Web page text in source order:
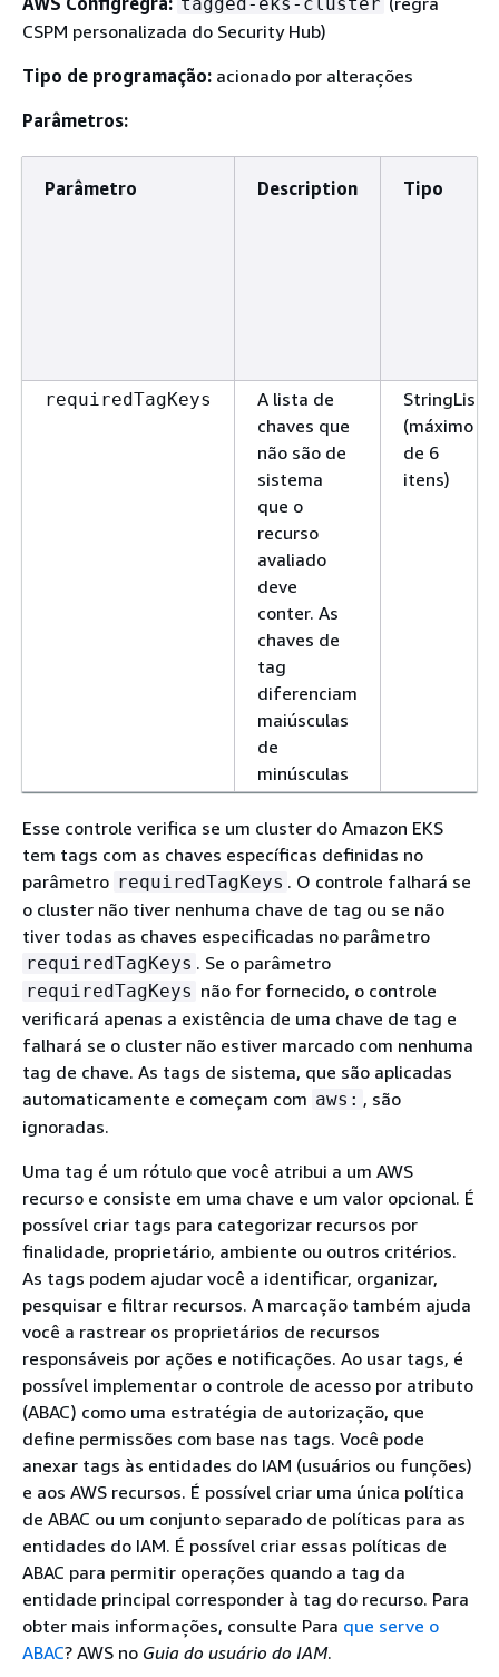
CSPM personalizada do Security Hub)
Tipo de programação: acionado por alterações
Parâmetros:
Parâmetro Description Tipo
requiredTagKeys
A lista de
chaves que
não são de
sistema
que o
recurso
avaliado
deve
conter. As
chaves de
tag
diferenciam
maiúsculas
de
minúsculas
StringList
(máximo
de 6
itens)
Esse controle verifica se um cluster do Amazon EKS
tem tags com as chaves específicas definidas no
parâmetro requiredTagKeys . O controle falhará se
o cluster não tiver nenhuma chave de tag ou se não
tiver todas as chaves especificadas no parâmetro
requiredTagKeys . Se o parâmetro
requiredTagKeys não for fornecido, o controle
verificará apenas a existência de uma chave de tag e
falhará se o cluster não estiver marcado com nenhuma
tag de chave. As tags de sistema, que são aplicadas
automaticamente e começam com aws: , são
ignoradas.
Uma tag é um rótulo que você atribui a um AWS
recurso e consiste em uma chave e um valor opcional. É
possível criar tags para categorizar recursos por
finalidade, proprietário, ambiente ou outros critérios.
As tags podem ajudar você a identificar, organizar,
pesquisar e filtrar recursos. A marcação também ajuda
você a rastrear os proprietários de recursos
responsáveis por ações e notificações. Ao usar tags, é
possível implementar o controle de acesso por atributo
(ABAC) como uma estratégia de autorização, que
define permissões com base nas tags. Você pode
anexar tags às entidades do IAM (usuários ou funções)
e aos AWS recursos. É possível criar uma única política
de ABAC ou um conjunto separado de políticas para as
entidades do IAM. É possível criar essas políticas de
ABAC para permitir operações quando a tag da
entidade principal corresponder à tag do recurso. Para
obter mais informações, consulte Para que serve o
ABAC? AWS no Guia do usuário do IAM.